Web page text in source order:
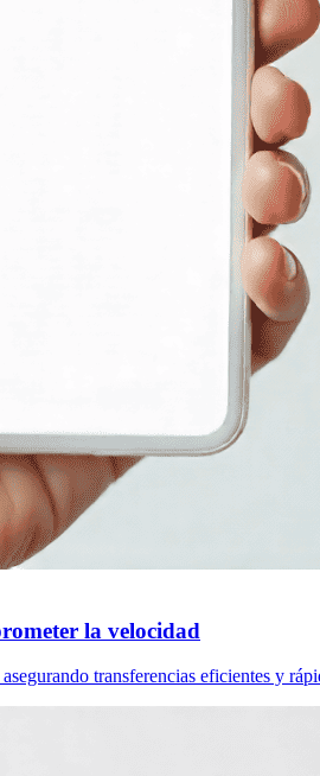
la velocidad
transferencias eficientes y